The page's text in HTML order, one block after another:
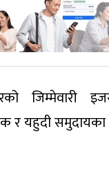
जिम्मेवारी
यहुदी समुदायका